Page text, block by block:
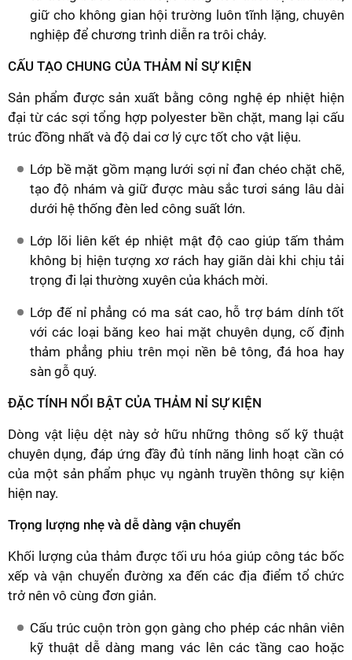
giữ cho không gian hội trường luôn tĩnh lặng, chuyên
nghiệp để chương trình diễn ra trôi chảy.
CẤU TẠO CHUNG CỦA THẢM NỈ SỰ KIỆN
Sản phẩm được sản xuất bằng công nghệ ép nhiệt hiện
đại từ các sợi tổng hợp polyester bền chặt, mang lại cấu
trúc đồng nhất và độ dai cơ lý cực tốt cho vật liệu.
Lớp bề mặt gồm mạng lưới sợi nỉ đan chéo chặt chẽ,
tạo độ nhám và giữ được màu sắc tươi sáng lâu dài
dưới hệ thống đèn led công suất lớn.
Lớp lõi liên kết ép nhiệt mật độ cao giúp tấm thảm
không bị hiện tượng xơ rách hay giãn dài khi chịu tải
trọng đi lại thường xuyên của khách mời.
Lớp đế nỉ phẳng có ma sát cao, hỗ trợ bám dính tốt
với các loại băng keo hai mặt chuyên dụng, cố định
thảm phẳng phiu trên mọi nền bê tông, đá hoa hay
sàn gỗ quý.
ĐẶC TÍNH NỔI BẬT CỦA THẢM NỈ SỰ KIỆN
Dòng vật liệu dệt này sở hữu những thông số kỹ thuật
chuyên dụng, đáp ứng đầy đủ tính năng linh hoạt cần có
của một sản phẩm phục vụ ngành truyền thông sự kiện
hiện nay.
Trọng lượng nhẹ và dễ dàng vận chuyển
Khối lượng của thảm được tối ưu hóa giúp công tác bốc
xếp và vận chuyển đường xa đến các địa điểm tổ chức
trở nên vô cùng đơn giản.
Cấu trúc cuộn tròn gọn gàng cho phép các nhân viên
kỹ thuật dễ dàng mang vác lên các tầng cao hoặc